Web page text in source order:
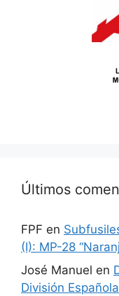
Últimos
FPF en
(I): MP-28
José Manuel en
División